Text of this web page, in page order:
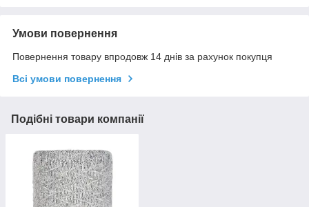
Умови повернення
Повернення товару впродовж 14 днів за рахунок покупця
Всі умови повернення
Подібні товари компанії